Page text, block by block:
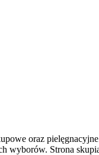
oraz
wyborów. Strona